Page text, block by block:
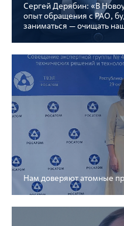
Сергей Дерябин: «В
опыт обращения с РАО,
заниматься — очищать
Нам доверяют атомные